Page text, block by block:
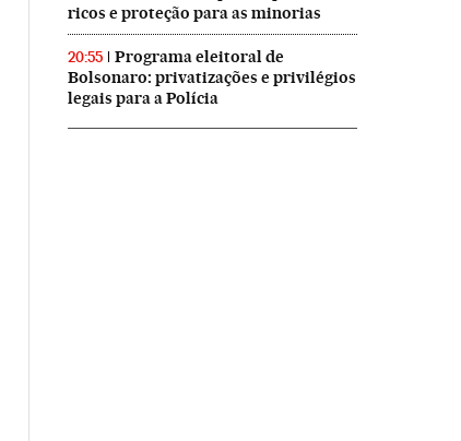
ricos e proteção para as minorias
20:55
Programa eleitoral de
Bolsonaro: privatizações e privilégios
legais para a Polícia